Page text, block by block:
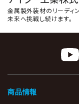
金属製外装材のリーディ
未来へ挑戦し続けます。
商品情報